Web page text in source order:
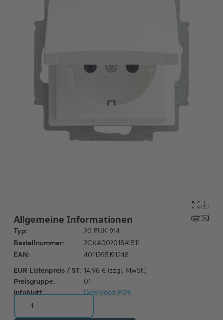
EUR Listenpreis / ST: 14,96 € (zzgl. MwSt.)
Preisgruppe:
01
Infoblatt:
Download PDF